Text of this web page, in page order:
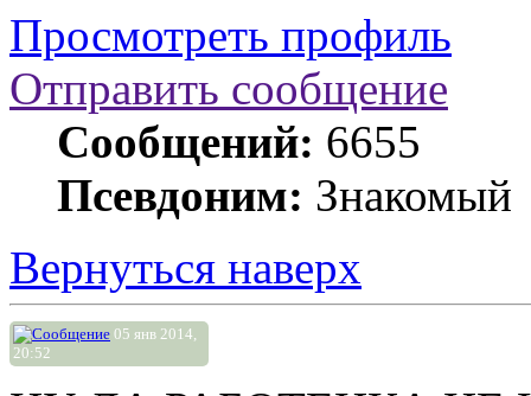
Просмотреть профиль
Отправить сообщение
Сообщений: 6655
Псевдоним: Знакомый
Вернуться наверх
05 янв 2014,
20:52